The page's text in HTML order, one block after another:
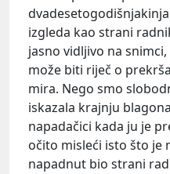
izgleda kao strani
jasno vidljivo na
može biti riječ o
mira. Nego smo
iskazala krajnju
napadačici kada ju je
očito misleći isto što je
napadnut bio strani